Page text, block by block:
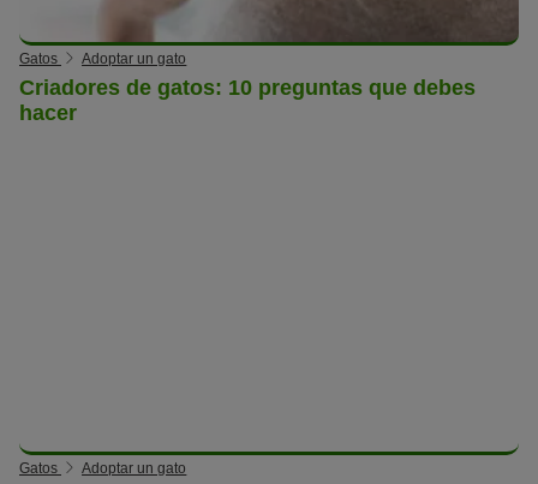
Gatos Adoptar un gato
Criadores de gatos: 10 preguntas que debes
hacer
Gatos Adoptar un gato